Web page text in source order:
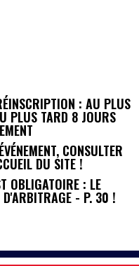
ÉINSCRIPTION : AU PLUS
PLUS TARD 8 JOURS
VÉNEMENT, CONSULTER
DU SITE !
OBLIGATOIRE : LE
- P. 30 !